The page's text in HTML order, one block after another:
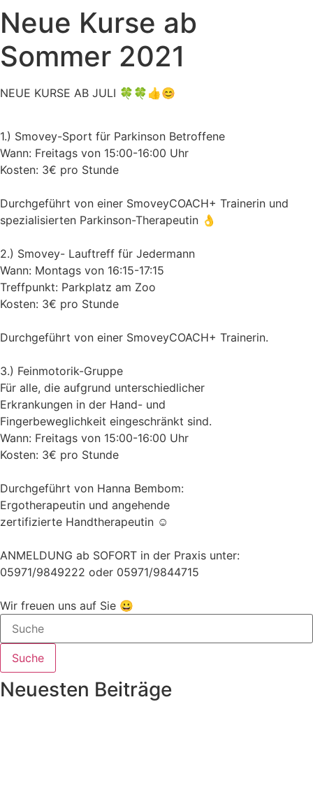
Neue Kurse ab
Sommer 2021
NEUE KURSE AB JULI 🍀🍀👍😊
1.) Smovey-Sport für Parkinson Betroffene
Wann: Freitags von 15:00-16:00 Uhr
Kosten: 3€ pro Stunde
Durchgeführt von einer SmoveyCOACH+ Trainerin und
spezialisierten Parkinson-Therapeutin 👌
2.) Smovey- Lauftreff für Jedermann
Wann: Montags von 16:15-17:15
Treffpunkt: Parkplatz am Zoo
Kosten: 3€ pro Stunde
Durchgeführt von einer SmoveyCOACH+ Trainerin.
3.) Feinmotorik-Gruppe
Für alle, die aufgrund unterschiedlicher
Erkrankungen in der Hand- und
Fingerbeweglichkeit eingeschränkt sind.
Wann: Freitags von 15:00-16:00 Uhr
Kosten: 3€ pro Stunde
Durchgeführt von Hanna Bembom:
Ergotherapeutin und angehende
zertifizierte Handtherapeutin ☺️
ANMELDUNG ab SOFORT in der Praxis unter:
05971/9849222 oder 05971/9844715
Wir freuen uns auf Sie 😀
Suche
Neuesten Beiträge